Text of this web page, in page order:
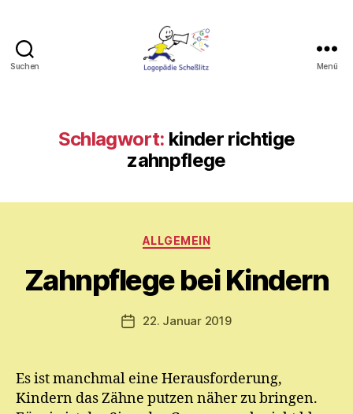
Suchen Menü
Schlagwort: kinder richtige
zahnpflege
Kategorien
ALLGEMEIN
Zahnpflege bei Kindern
Beitragsautor
n
y
ri
m
ic
h
Veröffentlichungsdatum
22. Januar 2019
Es ist manchmal eine Herausforderung,
Kindern das Zähne putzen näher zu bringen.